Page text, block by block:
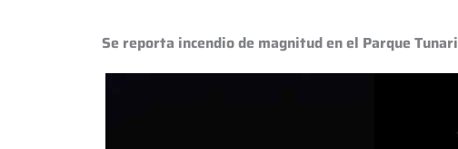
Se reporta incendio de magnitud en el Parque Tunari